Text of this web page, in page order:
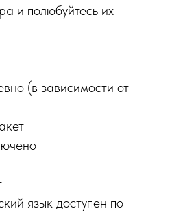
и полюбуйтесь их
(в зависимости от
язык доступен по